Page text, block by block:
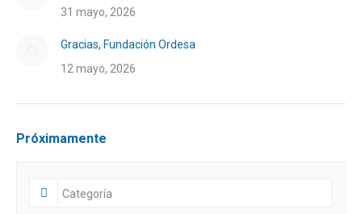
31 mayo, 2026
Gracias, Fundación Ordesa
12 mayo, 2026
Próximamente